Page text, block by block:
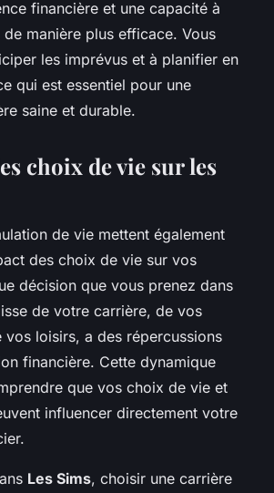
financière et une capacité à
manière plus efficace. Vous
les imprévus et à planifier en
qui est essentiel pour une
saine et durable.
choix de vie sur les
de vie mettent également
des choix de vie sur vos
décision que vous prenez dans
de votre carrière, de vos
vos loisirs, a des répercussions
financière. Cette dynamique
que vos choix de vie et
influencer directement votre
Les Sims, choisir une carrière